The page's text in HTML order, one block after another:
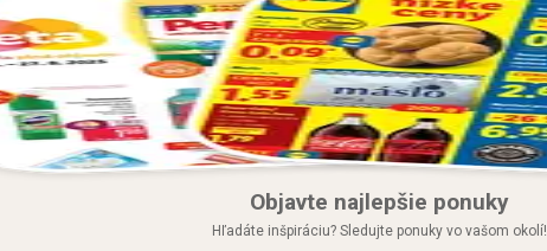
Objavte najlepšie ponuky
Hľadáte inšpiráciu? Sledujte ponuky vo vašom okolí!